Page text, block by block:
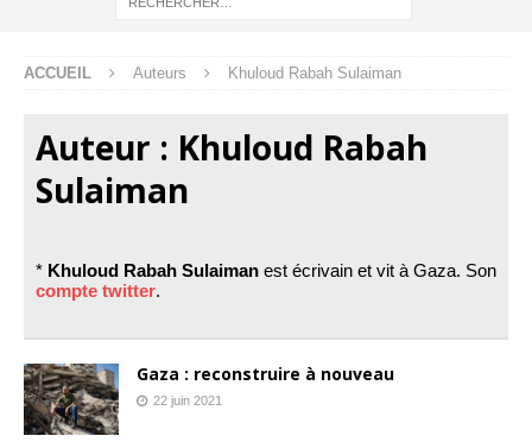
ACCUEIL Auteurs Khuloud Rabah Sulaiman
Auteur : Khuloud Rabah
Sulaiman
* Khuloud Rabah Sulaiman est écrivain et vit à Gaza. Son
compte twitter.
Gaza : reconstruire à nouveau
22 juin 2021